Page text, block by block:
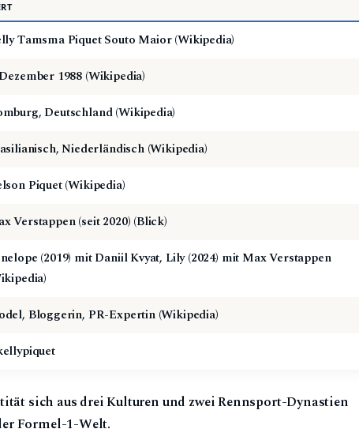
Tamsma Piquet Souto Maior (Wikipedia)
1988 (Wikipedia)
Deutschland (Wikipedia)
Niederländisch (Wikipedia)
Piquet (Wikipedia)
Verstappen (seit 2020) (Blick)
(2019) mit Daniil Kvyat, Lily (2024) mit Max Verstappen
Bloggerin, PR-Expertin (Wikipedia)
sich aus drei Kulturen und zwei Rennsport-Dynastien
Formel-1-Welt.